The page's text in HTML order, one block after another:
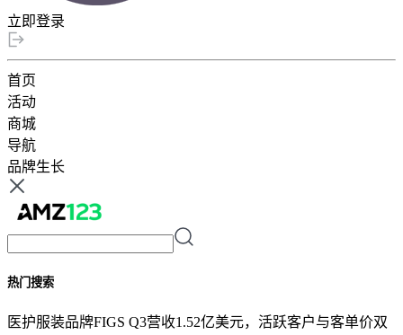
立即登录
首页
活动
商城
导航
品牌生长
热门搜索
医护服装品牌FIGS Q3营收1.52亿美元，活跃客户与客单价双